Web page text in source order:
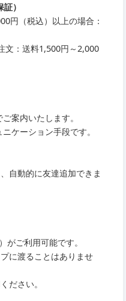
）
円（税込）以上の場合：
文：送料1,500円～2,000
案内いたします。
ケーション手段です。
自動的に友達追加できま
がご利用可能です。
に渡ることはありませ
ださい。